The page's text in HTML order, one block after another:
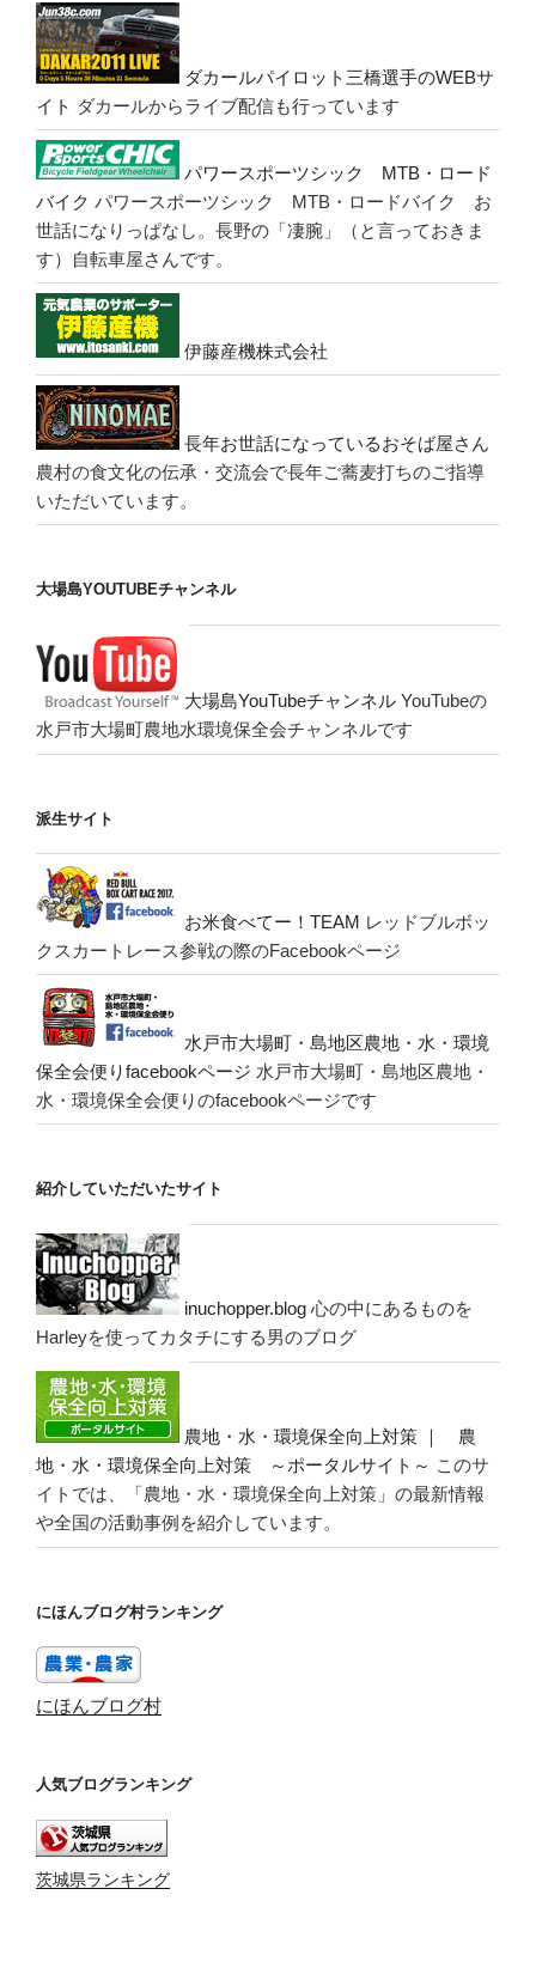
ダカールパイロット三橋選手のWEBサ
イト ダカールからライブ配信も行っています
パワースポーツシック MTB・ロード
バイク パワースポーツシック MTB・ロードバイク お
世話になりっぱなし。長野の「凄腕」（と言っておきま
す）自転車屋さんです。
伊藤産機株式会社
長年お世話になっているおそば屋さん
農村の食文化の伝承・交流会で長年ご蕎麦打ちのご指導
いただいています。
大場島YOUTUBEチャンネル
大場島YouTubeチャンネル YouTubeの
水戸市大場町農地水環境保全会チャンネルです
派生サイト
お米食べてー！TEAM レッドブルボッ
クスカートレース参戦の際のFacebookページ
水戸市大場町・島地区農地・水・環境
保全会便りfacebookページ 水戸市大場町・島地区農地・
水・環境保全会便りのfacebookページです
紹介していただいたサイト
inuchopper.blog 心の中にあるものを
Harleyを使ってカタチにする男のブログ
農地・水・環境保全向上対策 ｜ 農
地・水・環境保全向上対策 ～ポータルサイト～ このサ
イトでは、「農地・水・環境保全向上対策」の最新情報
や全国の活動事例を紹介しています。
にほんブログ村ランキング
にほんブログ村
人気ブログランキング
茨城県ランキング